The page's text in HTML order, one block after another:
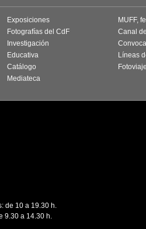
Exposiciones
Fotografías del CdF
Investigación
Educativa
Catálogo
Mediateca
MUFF,
Canal
Líneas
de 10 a 19.30 h.
9.30 a 14.30 h.